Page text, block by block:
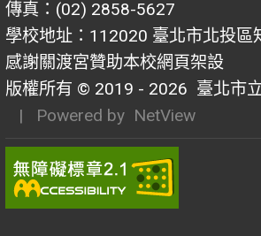
傳真：(02) 2858-5627
學校地址：112020 臺北市北投區
感謝關渡宮贊助本校網頁架設
版權所有 © 2019 - 2026 臺北市
| Powered by NetView